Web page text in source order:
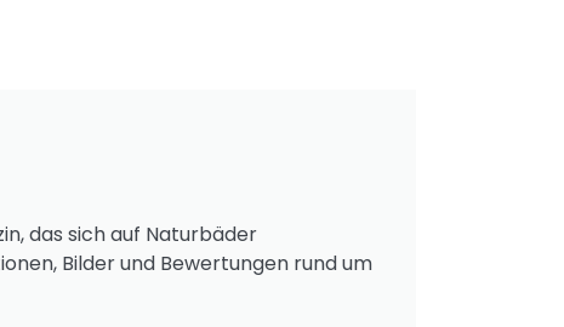
das sich auf Naturbäder
Bilder und Bewertungen rund um